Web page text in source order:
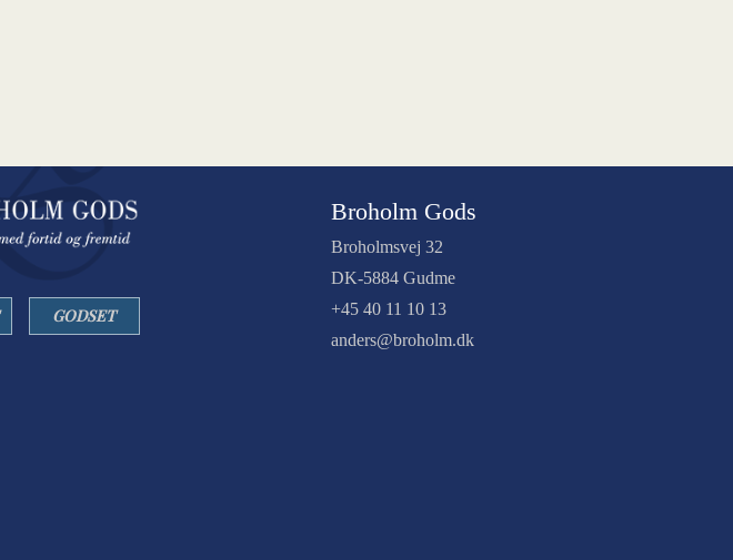
GODSET
Broholm Gods
Broholmsvej 32
DK-5884 Gudme
+45 40 11 10 13
anders@broholm.dk